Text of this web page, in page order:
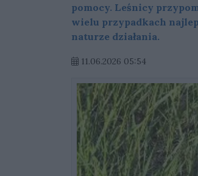
pomocy. Leśnicy
wielu przypadkach
naturze działania.
11.06.2026 05:54